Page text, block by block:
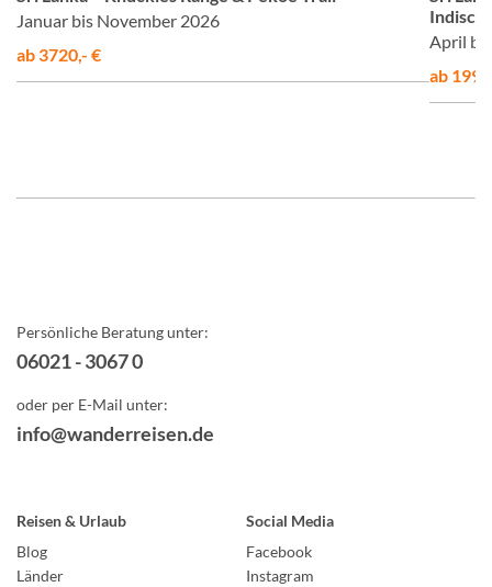
Januar bis November 2026
ab 3720,- €
April
ab
Persönliche Beratung unter:
06021 - 3067 0
oder per E-Mail unter:
info@wanderreisen.de
Reisen & Urlaub
Blog
Länder
Social Media
Facebook
Instagram